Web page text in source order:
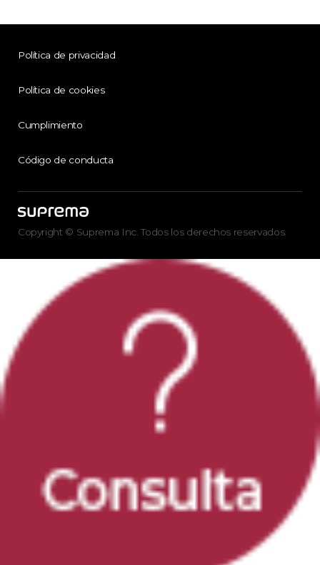
Política de privacidad
Política de cookies
Cumplimiento
Código de conducta
Copyright © Suprema Inc. Todos los derechos reservados.